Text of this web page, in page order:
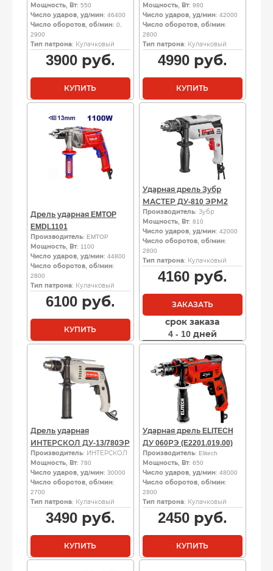
Мощность, Вт: 550
Число ударов, уд/мин: 46400
Число оборотов, об/мин: 0,
2900
Тип патрона: Кулачковый
3900руб.
КУПИТЬ
Мощность, Вт: 980
Число ударов, уд/мин: 42000
Число оборотов, об/мин:
2800
Тип патрона: Кулачковый
4990руб.
КУПИТЬ
Дрель ударная EMTOP
EMDL1101
Производитель: EMTOP
Мощность, Вт: 1100
Число ударов, уд/мин: 44800
Число оборотов, об/мин:
2800
Тип патрона: Кулачковый
6100руб.
КУПИТЬ
Ударная дрель Зубр
МАСТЕР ДУ-810 ЭРМ2
Производитель: Зубр
Мощность, Вт: 810
Число ударов, уд/мин: 42000
Число оборотов, об/мин:
2800
Тип патрона: Кулачковый
4160руб.
ЗАКАЗАТЬ
срок заказа
4 - 10 дней
Дрель ударная
ИНТЕРСКОЛ ДУ-13/780ЭР
Производитель: ИНТЕРСКОЛ
Мощность, Вт: 780
Число ударов, уд/мин: 30000
Число оборотов, об/мин:
2700
Тип патрона: Кулачковый
3490руб.
КУПИТЬ
Ударная дрель ELITECH
ДУ 060РЭ (E2201.019.00)
Производитель: Elitech
Мощность, Вт: 650
Число ударов, уд/мин: 48000
Число оборотов, об/мин:
2800
Тип патрона: Кулачковый
2450руб.
КУПИТЬ